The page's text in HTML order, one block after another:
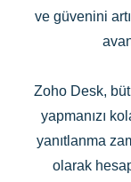
ve güvenini
Zoho Desk,
yapmanızı
yanıtlanma
olarak